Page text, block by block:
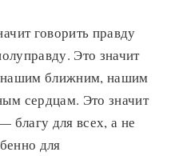
говорить правду
Это значит
ближним, нашим
сердцам. Это значит
благу для всех, а не
для